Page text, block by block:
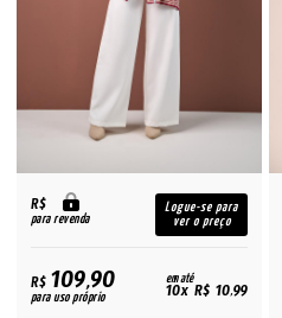
R$
para revenda
Logue-se para
ver o preço
R$109,90
para uso próprio
em até
10x R$ 10,99